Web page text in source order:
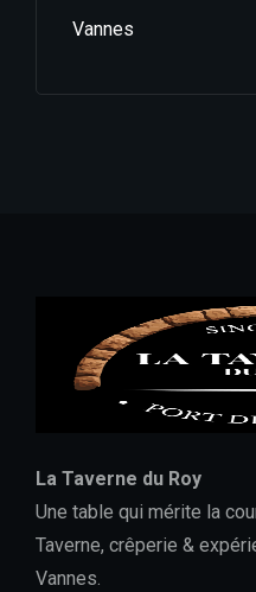
Vannes
La Taverne du Roy
Une table qui mérite la
Taverne, crêperie &
Vannes.